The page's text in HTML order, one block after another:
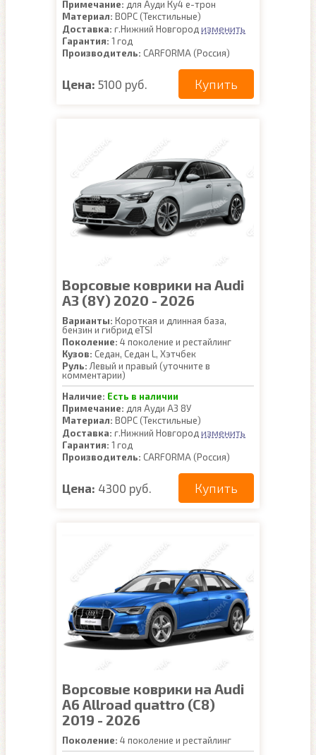
Примечание: для Ауди Ку4 е-трон
Материал: ВОРС (Текстильные)
Доставка: г.Нижний Новгород изменить
Гарантия: 1 год
Производитель: CARFORMA (Россия)
Цена: 5100 руб. Купить
Ворсовые коврики на Audi
A3 (8Y) 2020 - 2026
Варианты: Короткая и длинная база,
бензин и гибрид eTSI
Поколение: 4 поколение и рестайлинг
Кузов: Седан, Седан L, Хэтчбек
Руль: Левый и правый (уточните в
комментарии)
Наличие: Есть в наличии
Примечание: для Ауди А3 8У
Материал: ВОРС (Текстильные)
Доставка: г.Нижний Новгород изменить
Гарантия: 1 год
Производитель: CARFORMA (Россия)
Цена: 4300 руб. Купить
Ворсовые коврики на Audi
A6 Allroad quattro (C8)
2019 - 2026
Поколение: 4 поколение и рестайлинг